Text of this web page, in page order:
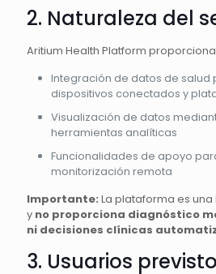
2. Naturaleza del
Aritium Health Platform
Integración de datos de salud
dispositivos conectados y
Visualización de datos
herramientas analíticas
Funcionalidades de apoyo
monitorización remota
Importante: La plataforma es
y no proporciona diagnóstico
ni decisiones clínicas
3. Usuarios